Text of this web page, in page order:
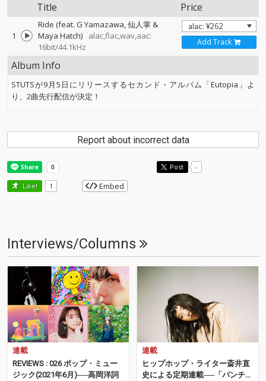
Title Price
1
Ride (feat. G Yamazawa, 仙人掌 &
Maya Hatch)
alac,flac,wav,aac:
16bit/44.1kHz
Add Track
Album Info
STUTSが9月5日にリリースするセカンド・アルバム「Eutopia」よ
り、2曲先行配信が決定！
Report about incorrect data
Post -
Like! 1 Embed
Interviews/Columns
連載
REVIEWS : 026 ポップ・ミュー
ジック(2021年6月)──高岡洋詞
連載
ヒップホップ・ライター斎井直
史による定期連載──「パンチラ